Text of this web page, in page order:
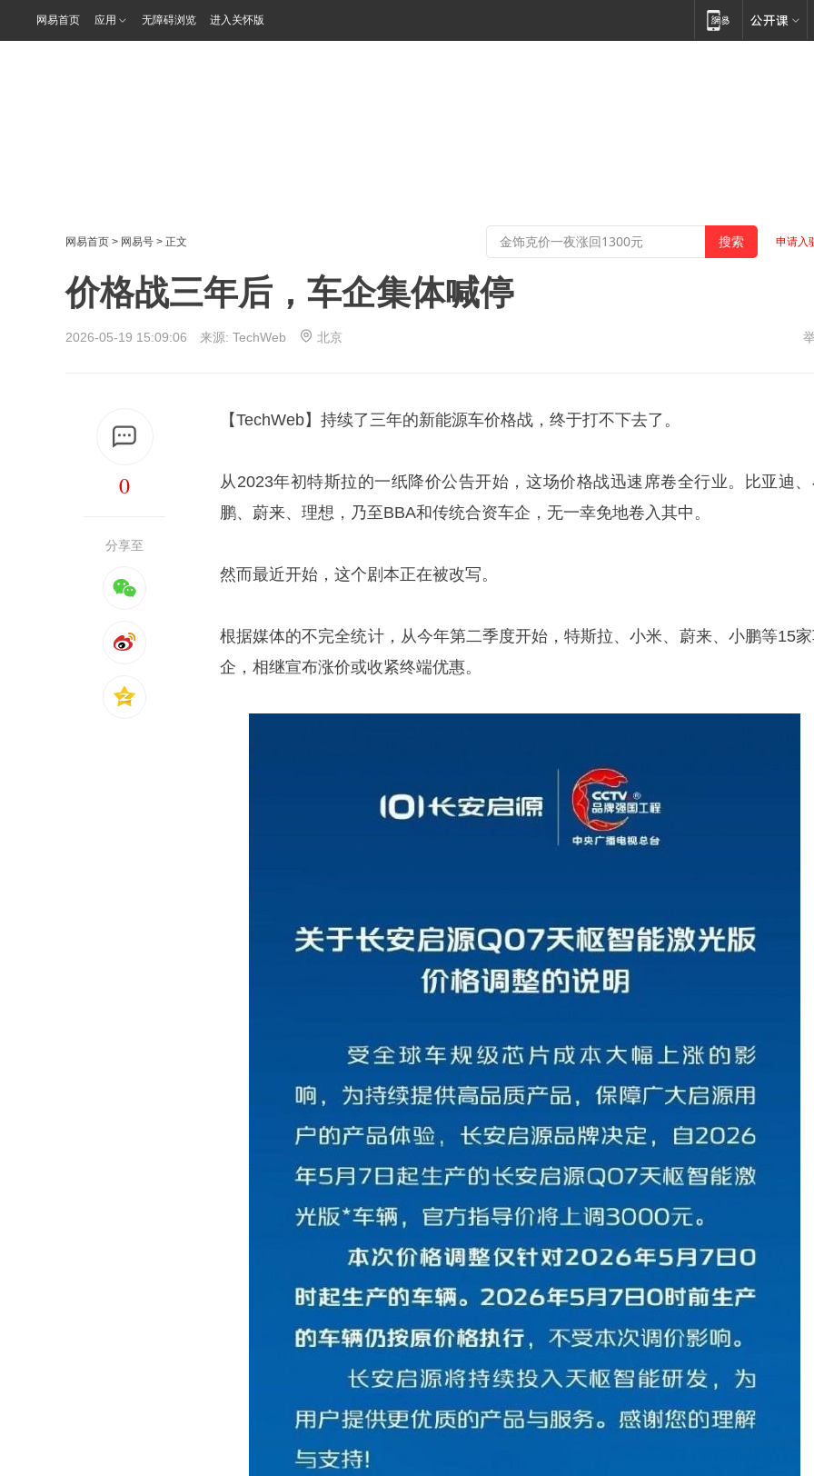
网易首页 应用 无障碍浏览 进入关怀版
网易首页 > 网易号 > 正文 申请入
价格战三年后，车企集体喊停
2026-05-19 15:09:06 来源: TechWeb 北京
0
分享至
【TechWeb】持续了三年的新能源车价格战，终于打不下去了。
从2023年初特斯拉的一纸降价公告开始，这场价格战迅速席卷全行业。比亚迪
鹏、蔚来、理想，乃至BBA和传统合资车企，无一幸免地卷入其中。
然而最近开始，这个剧本正在被改写。
根据媒体的不完全统计，从今年第二季度开始，特斯拉、小米、蔚来、小鹏等15
企，相继宣布涨价或收紧终端优惠。